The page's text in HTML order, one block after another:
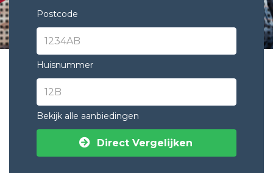
Postcode
Huisnummer
Bekijk alle aanbiedingen
Direct Vergelijken